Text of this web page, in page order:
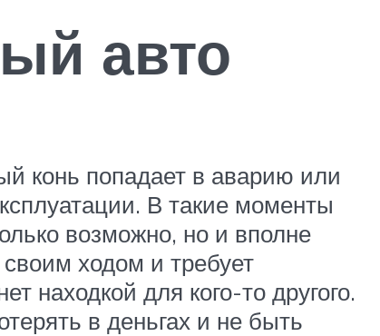
авто
конь попадает в аварию или
В такие моменты
возможно, но и вполне
ходом и требует
находкой для кого-то другого.
в деньгах и не быть